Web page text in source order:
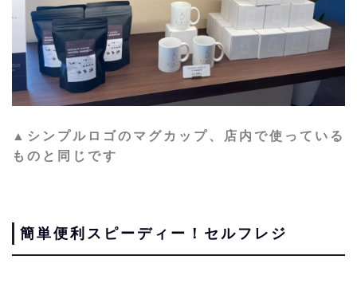
▲シンプルロゴのマグカップ、店内で使っている
ものと同じです
簡単便利スピーディー！セルフレジ